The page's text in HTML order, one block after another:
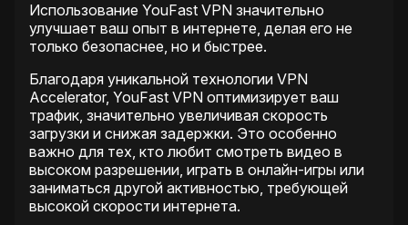
Использование YouFast VPN значительно
улучшает ваш опыт в интернете, делая его не
только безопаснее, но и быстрее.
Благодаря уникальной технологии VPN
Accelerator, YouFast VPN оптимизирует ваш
трафик, значительно увеличивая скорость
загрузки и снижая задержки. Это особенно
важно для тех, кто любит смотреть видео в
высоком разрешении, играть в онлайн-игры или
заниматься другой активностью, требующей
высокой скорости интернета.